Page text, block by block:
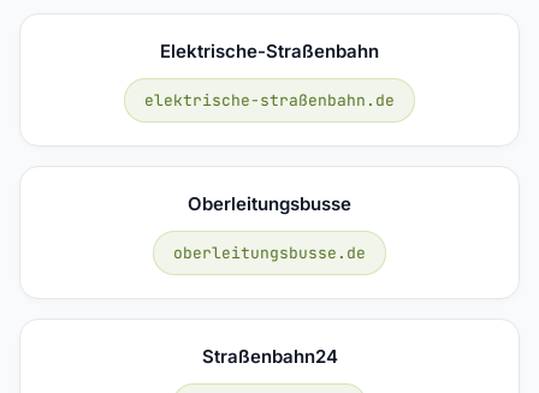
Elektrische-Straßenbahn
elektrische-straßenbahn.de
Oberleitungsbusse
oberleitungsbusse.de
Straßenbahn24